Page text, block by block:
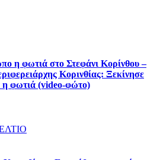
η φωτιά στο Στεφάνι Κορίνθου –
Κορινθίας: Ξεκίνησε
η φωτιά (video-φώτο)